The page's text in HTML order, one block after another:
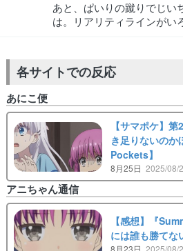
あと、ぱいりの蹴りでじい
は。リアリティラインがい
各サイトでの反応
あにこ便
【サマポケ】
き足りないの
Pockets】
8月25日 2025/08/
アニちゃん通信
【感想】『
には誰も勝てな